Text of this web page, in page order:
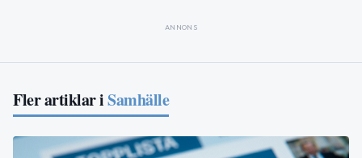
ANNONS
Fler artiklar iSamhälle